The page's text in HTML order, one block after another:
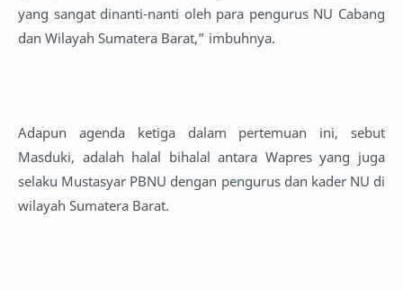
yang sangat dinanti-nanti oleh para pengurus NU Cabang
dan Wilayah Sumatera Barat,” imbuhnya.
Adapun agenda ketiga dalam pertemuan ini, sebut
Masduki, adalah halal bihalal antara Wapres yang juga
selaku Mustasyar PBNU dengan pengurus dan kader NU di
wilayah Sumatera Barat.